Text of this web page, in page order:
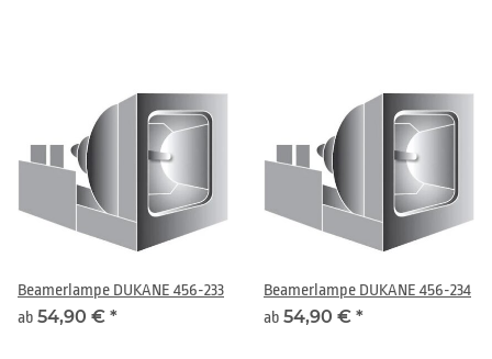
Beamerlampe DUKANE 456-233
ab 54,90 € *
Beamerlampe DUKANE 456-234
ab 54,90 € *